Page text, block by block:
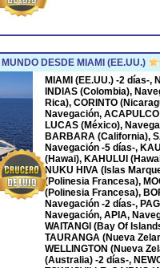
DESDE MIAMI (EE.UU.)
MIAMI (EE.UU.) -2 días-,
INDIAS (Colombia),
Rica), CORINTO
Navegación,
LUCAS (México),
BARBARA (California),
Navegación -5 días-,
(Hawai), KAHULUI
NUKU HIVA (Islas
(Polinesia Francesa),
(Polinesia Francesa),
Navegación -2 días-,
Navegación, APIA,
WAITANGI (Bay Of
TAURANGA (Nueva
WELLINGTON (Nueva
(Australia) -2 días-,